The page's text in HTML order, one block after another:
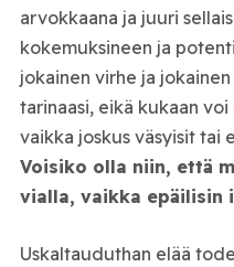
arvokkaana ja juuri
kokemuksineen ja
jokainen virhe ja
tarinaasi, eikä kukaan
vaikka joskus väsyisit tai
Voisiko olla niin, että
vialla, vaikka epäilisin
Uskaltauduthan elää